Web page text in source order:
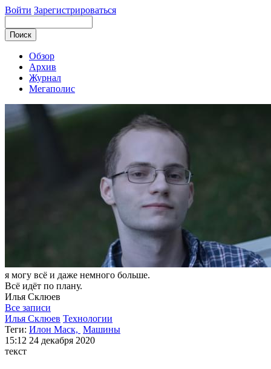
Войти Зарегистрироваться
Обзор
Архив
Журнал
Мегаполис
я могу всё и даже немного больше.
Всё идёт по плану.
Илья Склюев
Все записи
Илья Склюев Технологии
Теги: Илон Маск, Машины
15:12 24 декабря 2020
текст